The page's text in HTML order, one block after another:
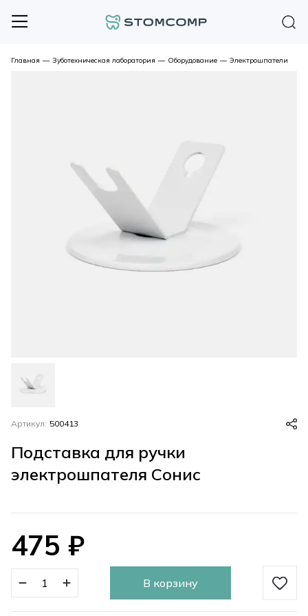
Главная — Зуботехническая лаборатория — Оборудование — Электрошпатели
Артикул: 500413
Подставка для ручки
электрошпателя Сонис
475 ₽
В корзину